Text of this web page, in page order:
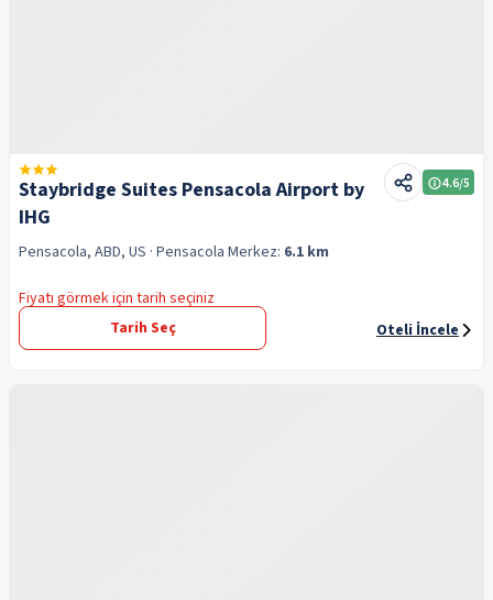
Staybridge Suites Pensacola Airport by
IHG
4.6/5
Pensacola, ABD, US · Pensacola Merkez: 6.1 km
Fiyatı görmek için tarih seçiniz
Tarih Seç
Oteli İncele